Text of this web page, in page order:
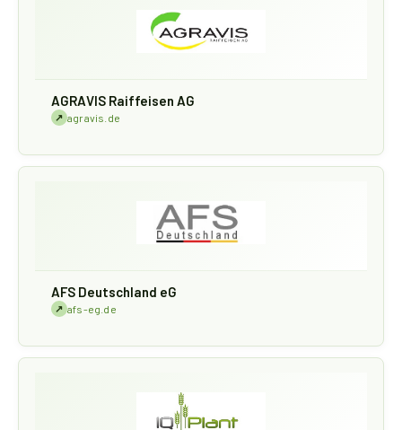
AGRAVIS Raiffeisen AG
↗ agravis.de
AFS Deutschland eG
↗ afs-eg.de